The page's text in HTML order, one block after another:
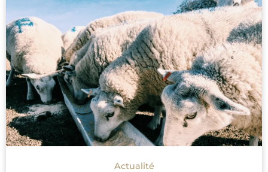
Actualité